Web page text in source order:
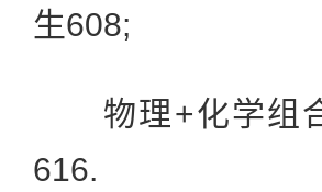
生608;
物理+化学组合
616.